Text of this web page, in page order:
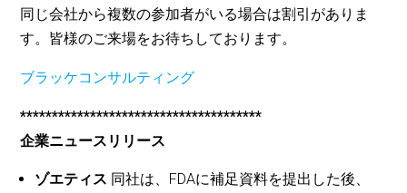
同じ会社から複数の参加者がいる場合は割引がありま
す。皆様のご来場をお待ちしております。
ブラッケコンサルティング
**************************************
企業ニュースリリース
ゾエティス 同社は、FDAに補足資料を提出した後、